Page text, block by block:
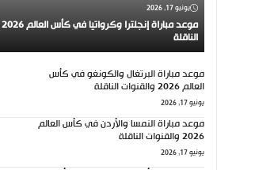
يونيو 17, 2026
الناقلة
موعد مباراة البرتغال والكونغو في كأس
العالم 2026 والقنوات الناقلة
يونيو 17, 2026
موعد مباراة النمسا والأردن في كأس العالم
2026 والقنوات الناقلة
يونيو 17, 2026